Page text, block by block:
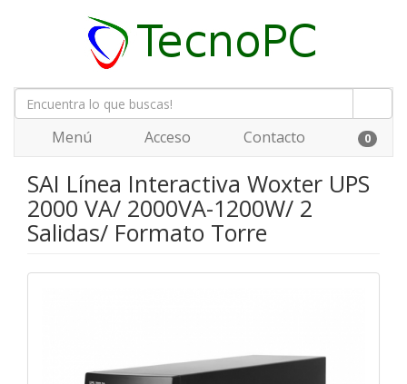
Menú Acceso Contacto 0
SAI Línea Interactiva Woxter UPS
2000 VA/ 2000VA-1200W/ 2
Salidas/ Formato Torre